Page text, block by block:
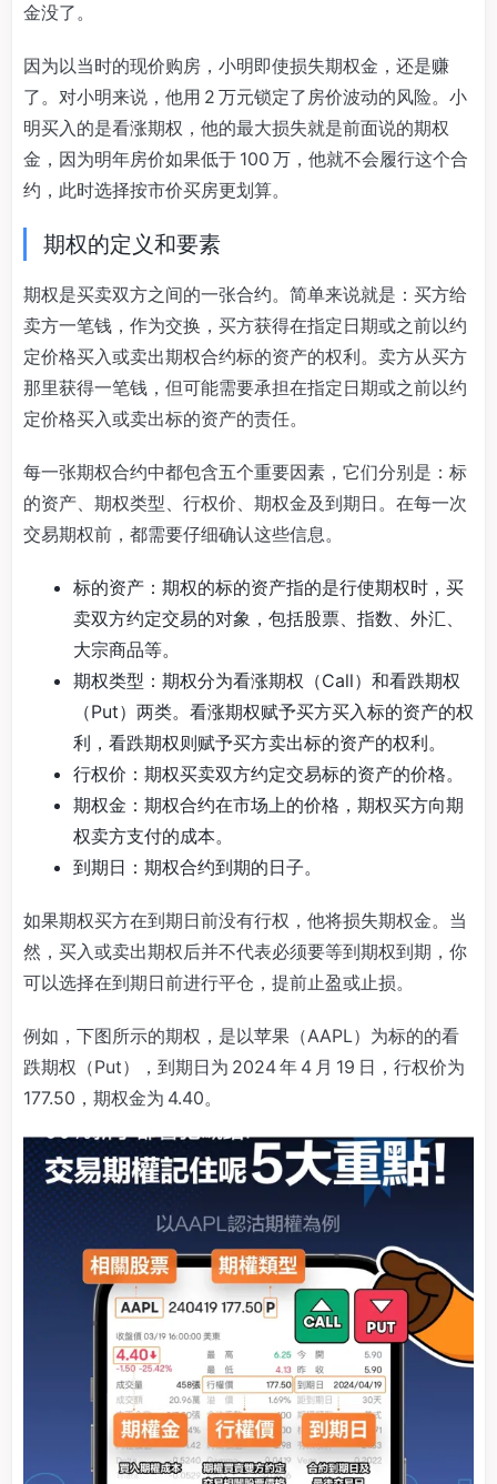
金没了。
因为以当时的现价购房，小明即使损失期权金，还是赚
了。对小明来说，他用 2 万元锁定了房价波动的风险。小
明买入的是看涨期权，他的最大损失就是前面说的期权
金，因为明年房价如果低于 100 万，他就不会履行这个合
约，此时选择按市价买房更划算。
期权的定义和要素
期权是买卖双方之间的一张合约。简单来说就是：买方给
卖方一笔钱，作为交换，买方获得在指定日期或之前以约
定价格买入或卖出期权合约标的资产的权利。卖方从买方
那里获得一笔钱，但可能需要承担在指定日期或之前以约
定价格买入或卖出标的资产的责任。
每一张期权合约中都包含五个重要因素，它们分别是：标
的资产、期权类型、行权价、期权金及到期日。在每一次
交易期权前，都需要仔细确认这些信息。
标的资产：期权的标的资产指的是行使期权时，买
卖双方约定交易的对象，包括股票、指数、外汇、
大宗商品等。
期权类型：期权分为看涨期权（Call）和看跌期权
（Put）两类。看涨期权赋予买方买入标的资产的权
利，看跌期权则赋予买方卖出标的资产的权利。
行权价：期权买卖双方约定交易标的资产的价格。
期权金：期权合约在市场上的价格，期权买方向期
权卖方支付的成本。
到期日：期权合约到期的日子。
如果期权买方在到期日前没有行权，他将损失期权金。当
然，买入或卖出期权后并不代表必须要等到期权到期，你
可以选择在到期日前进行平仓，提前止盈或止损。
例如，下图所示的期权，是以苹果（AAPL）为标的的看
跌期权（Put），到期日为 2024 年 4 月 19 日，行权价为
177.50，期权金为 4.40。